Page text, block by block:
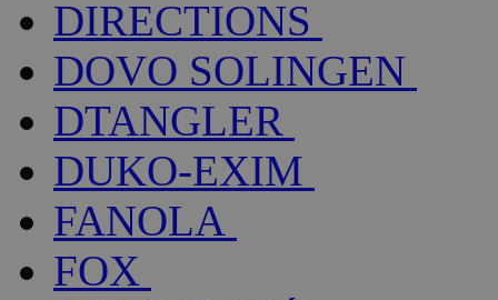
DIRECTIONS
DOVO SOLINGEN
DTANGLER
DUKO-EXIM
FANOLA
FOX